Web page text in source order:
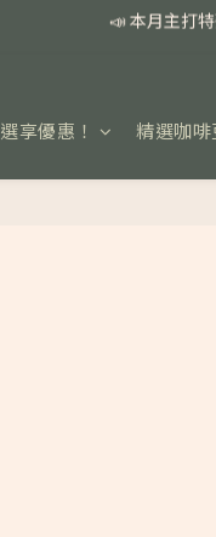
📣 本月主打
享優惠！ 精選咖啡